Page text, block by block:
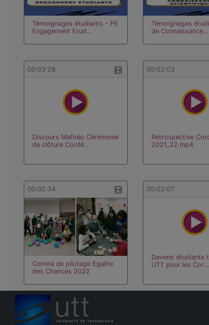
Témoignages étudiants - PE
Engagement Etud…
Témoignages
de Connaissance…
00:03:28
Discours Mathéo Cérémonie
de clôture Cordé…
00:02:03
Rétrospective
2021_22.mp4
00:02:34
Comité de pilotage Egalite
des Chances 2022
00:02:07
Devenir étudiants
UTT pour les Cor…
00:02:28